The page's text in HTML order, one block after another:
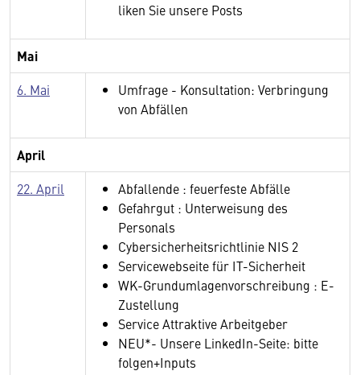
liken Sie unsere Posts
Mai
6. Mai
Umfrage - Konsultation: Verbringung
von Abfällen
April
22. April
Abfallende : feuerfeste Abfälle
Gefahrgut : Unterweisung des
Personals
Cybersicherheitsrichtlinie NIS 2
Servicewebseite für IT-Sicherheit
WK-Grundumlagenvorschreibung : E-
Zustellung
Service Attraktive Arbeitgeber
NEU*- Unsere LinkedIn-Seite: bitte
folgen+Inputs